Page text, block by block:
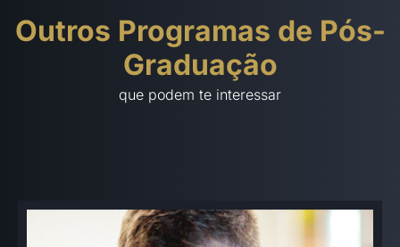
Outros Programas de Pós-
Graduação
que podem te interessar